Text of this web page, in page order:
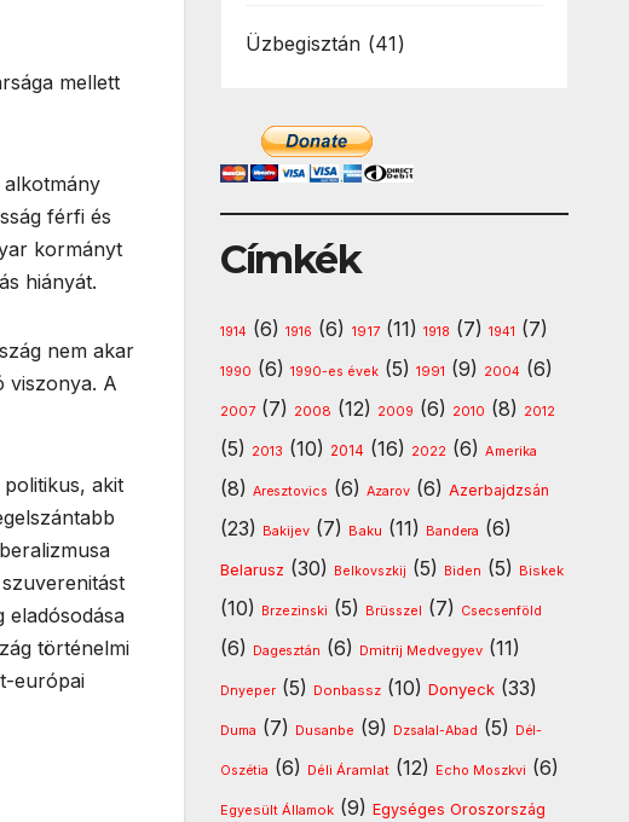
mellett
férfi és
kormányt
hiányát.
nem akar
viszonya. A
akit
történelmi
európai
Üzbegisztán (41)
Címkék
1914 (6) 1916 (6) 1917(11) 1918 (7) 1941 (7)
1990 (6) 1990-es évek(5) 1991 (9) 2004 (6)
2007(7) 2008 (12) 2009 (6) 2010 (8) 2012
(5) 2013 (10) 2014 (16) 2022(6) Amerika
(8) Aresztovics (6) Azarov(6) Azerbajdzsán
(23) Bakijev(7) Baku (11) Bandera (6)
Belarusz (30) Belkovszkij (5) Biden (5) Biskek
(10) Brzezinski (5) Brüsszel (7) Csecsenföld
(6) Dagesztán (6) Dmitrij Medvegyev(11)
Dnyeper(5) Donbassz(10) Donyeck(33)
Duma (7) Dusanbe (9) Dzsalal-Abad (5) Dél-
Oszétia (6) Déli Áramlat(12) Echo Moszkvi (6)
Egyesült Államok(9) Egységes Oroszország